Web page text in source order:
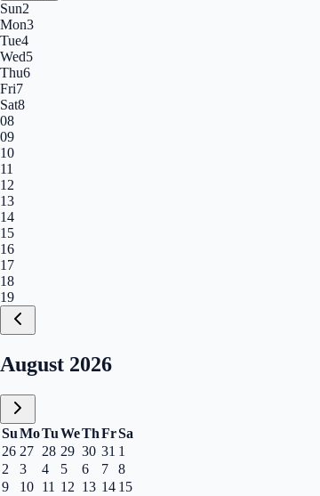
Sun2
Mon3
Tue4
Wed5
Thu6
Fri7
Sat8
08
09
10
11
12
13
14
15
16
17
18
19
Calendar, August 2026
August 2026
SuMoTuWeThFrSa
26 27 28 29 30 31 1
2
3 4 5 6 7
8
9
10 11 12 13 14 15